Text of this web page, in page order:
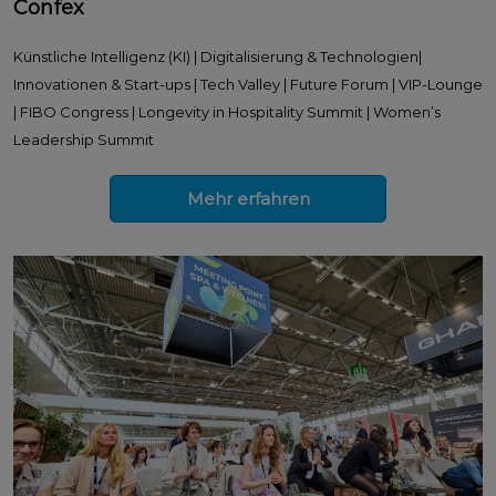
Confex
Künstliche Intelligenz (KI) | Digitalisierung & Technologien|
Innovationen & Start-ups | Tech Valley | Future Forum | VIP-Lounge
| FIBO Congress | Longevity in Hospitality Summit | Women’s
Leadership Summit
Mehr erfahren